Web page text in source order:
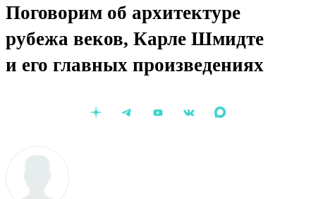
Поговорим об архитектуре
рубежа веков, Карле Шмидте
и его главных произведениях